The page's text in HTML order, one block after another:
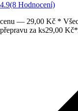
4.9(8 Hodnocení)
cenu — 29,00 Kč *
přepravu za ks29,00 Kč*